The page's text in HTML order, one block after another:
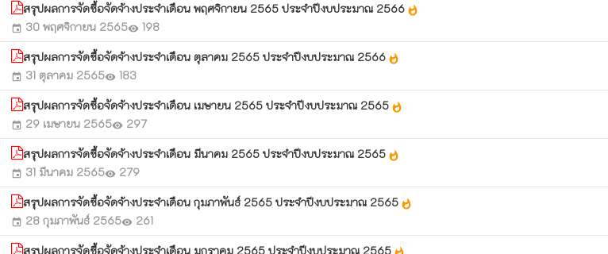
สรุปผลการจัดซื้อจัดจ้างประจำเดือน พฤศจิกายน 2565 ประจำปีงบประมาณ 2566 whatshot
event 30 พฤศจิกายน 2565visibility 198
สรุปผลการจัดซื้อจัดจ้างประจำเดือน ตุลาคม 2565 ประจำปีงบประมาณ 2566 whatshot
event 31 ตุลาคม 2565visibility 183
สรุปผลการจัดซื้อจัดจ้างประจำเดือน เมษายน 2565 ประจำปีงบประมาณ 2565 whatshot
event 29 เมษายน 2565visibility 297
สรุปผลการจัดซื้อจัดจ้างประจำเดือน มีนาคม 2565 ประจำปีงบประมาณ 2565 whatshot
event 31 มีนาคม 2565visibility 279
สรุปผลการจัดซื้อจัดจ้างประจำเดือน กุมภาพันธ์ 2565 ประจำปีงบประมาณ 2565 whatshot
event 28 กุมภาพันธ์ 2565visibility 261
สรุปผลการจัดซื้อจัดจ้างประจำเดือน มกราคม 2565 ประจำปีงบประมาณ 2565